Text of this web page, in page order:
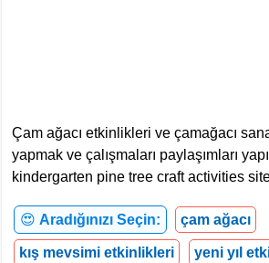
Çam ağacı etkinlikleri ve çamağacı
yapmak ve çalışmaları paylaşımları
kindergarten pine tree craft activities
😍 Aradığınızı Seçin: çam ağacı
kış mevsimi etkinlikleri yeni yıl